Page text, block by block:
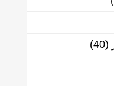
(40)